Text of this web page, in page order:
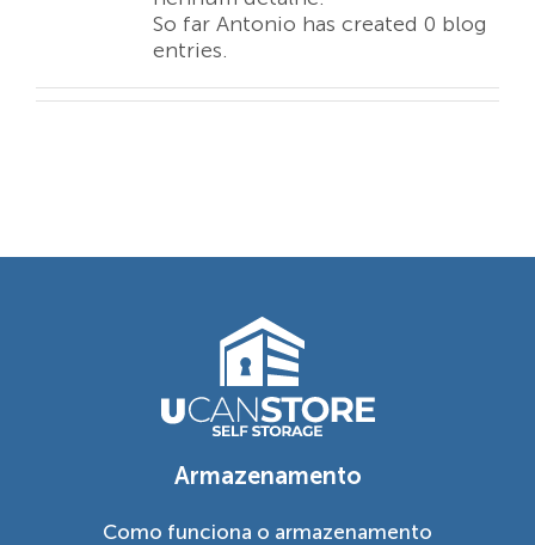
So far Antonio has created 0 blog
entries.
Armazenamento
Como funciona o armazenamento